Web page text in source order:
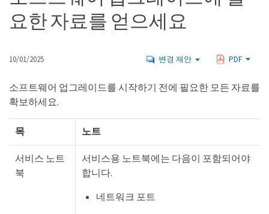
요한 자료를 얻으세요
10/01/2025 변경 제안 PDF
소프트웨어 업그레이드를 시작하기 전에 필요한 모든 자료를
확보하세요.
목 노트
서비스 노트
북
서비스용 노트북에는 다음이 포함되어야
합니다.
네트워크 포트